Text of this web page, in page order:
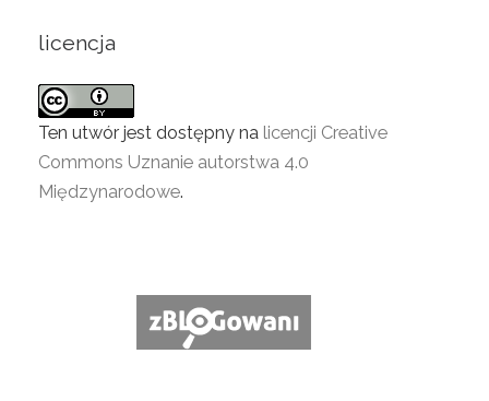
licencja
Ten utwór jest dostępny na licencji Creative
Commons Uznanie autorstwa 4.0
Międzynarodowe.